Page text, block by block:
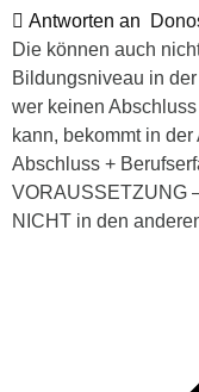
Antworten an
Die können auch
Bildungsniveau in
wer keinen
kann, bekommt in
Abschluss +
VORAUSSETZUNG
NICHT in den